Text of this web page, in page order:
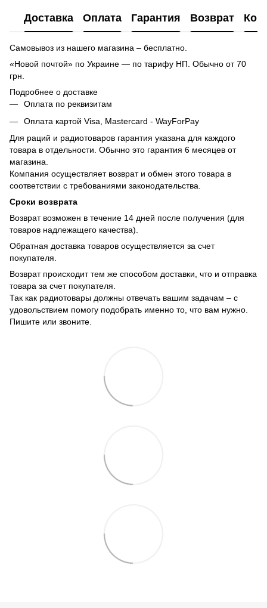
Доставка Оплата Гарантия Возврат
Самовывоз из нашего магазина – бесплатно.
«Новой почтой» по Украине — по тарифу НП. Обычно от 70
грн.
Подробнее о доставке
Оплата по реквизитам
Оплата картой Visa, Mastercard - WayForPay
Для раций и радиотоваров гарантия указана для каждого
товара в отдельности. Обычно это гарантия 6 месяцев от
магазина.
Компания осуществляет возврат и обмен этого товара в
соответствии с требованиями законодательства.
Сроки возврата
Возврат возможен в течение 14 дней после получения (для
товаров надлежащего качества).
Обратная доставка товаров осуществляется за счет
покупателя.
Возврат происходит тем же способом доставки, что и отправка
товара за счет покупателя.
Так как радиотовары должны отвечать вашим задачам – с
удовольствием помогу подобрать именно то, что вам нужно.
Пишите или звоните.